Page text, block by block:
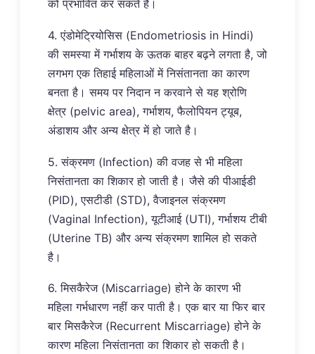
को प्रभावित कर सकते हैं।
4. एंडोमेट्रियोसिस (Endometriosis in Hindi)
की समस्या में गर्भाशय के ऊतक बाहर बढ़ने लगता है, जो
लगभग एक तिहाई महिलाओं में निसंतानता का कारण
बनता है। समय पर निदान न करवाने से यह श्रोणि
क्षेत्र (pelvic area), गर्भाशय, फैलोपियन ट्यूब,
अंडाशय और अन्य क्षेत्र में हो जाते है।
5. संक्रमण (Infection) की वजह से भी महिला
निसंतानता का शिकार हो जाती है। जैसे की पीआईडी
(PID), एसटीडी (STD), वैजाइनल संक्रमण
(Vaginal Infection), यूटीआई (UTI), गर्भाशय टीबी
(Uterine TB) और अन्य संक्रमण शामिल हो सकते
है।
6. मिसकैरेज (Miscarriage) होने के कारण भी
महिला गर्भधारण नहीं कर पाती है। एक बार या फिर बार
बार मिसकैरेज (Recurrent Miscarriage) होने के
कारण महिला निसंतानता का शिकार हो सकती है।